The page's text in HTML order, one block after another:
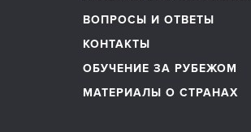
ВОПРОСЫ И ОТВЕТЫ
КОНТАКТЫ
ОБУЧЕНИЕ ЗА РУБЕЖОМ
МАТЕРИАЛЫ О СТРАНАХ